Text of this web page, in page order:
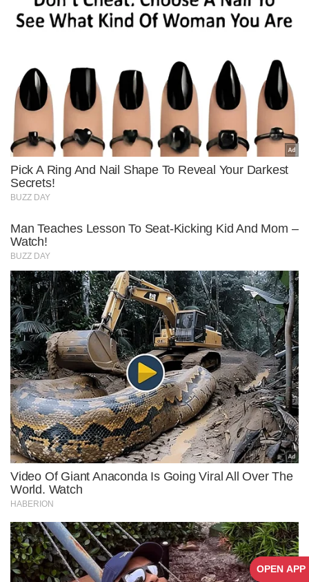
OPEN APP